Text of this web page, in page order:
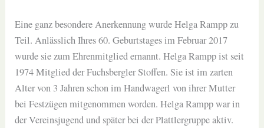
Eine ganz besondere Anerkennung wurde Helga Rampp zu
Teil. Anlässlich Ihres 60. Geburtstages im Februar 2017
wurde sie zum Ehrenmitglied ernannt. Helga Rampp ist seit
1974 Mitglied der Fuchsbergler Stoffen. Sie ist im zarten
Alter von 3 Jahren schon im Handwagerl von ihrer Mutter
bei Festzügen mitgenommen worden. Helga Rampp war in
der Vereinsjugend und später bei der Plattlergruppe aktiv.